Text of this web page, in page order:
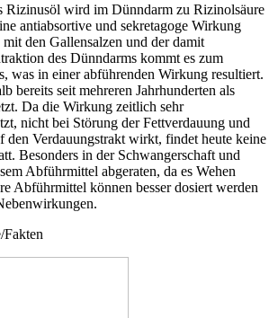
Rizinusöl wird im Dünndarm zu Rizinolsäure
antiabsortive und sekretagoge Wirkung
den Gallensalzen und der damit
des Dünndarms kommt es zum
was in einer abführenden Wirkung resultiert.
bereits seit mehreren Jahrhunderten als
Da die Wirkung zeitlich sehr
nicht bei Störung der Fettverdauung und
den Verdauungstrakt wirkt, findet heute keine
Besonders in der Schwangerschaft und
Abführmittel abgeraten, da es Wehen
Abführmittel können besser dosiert werden
Fakten